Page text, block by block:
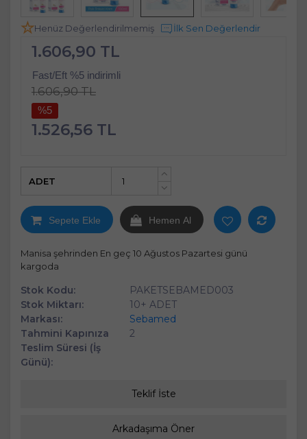
Henüz Değerlendirilmemiş İlk Sen Değerlendir
1.606,90 TL
Fast/Eft %5 indirimli
1.606,90 TL
%5
1.526,56 TL
+
ADET
Sepete Ekle Hemen Al
Manisa şehrinden En geç 10 Ağustos Pazartesi günü
kargoda
Stok Kodu:
PAKETSEBAMED003
Stok Miktarı:
10+ ADET
Markası:
Sebamed
Tahmini Kapınıza
Teslim Süresi (İş
Günü):
2
Teklif İste
Arkadaşıma Öner